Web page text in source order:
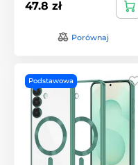
47.8 zł
Porównaj
Podstawowa